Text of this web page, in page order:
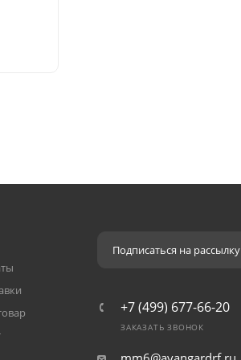
Подписаться на рассылку
+7 (499) 677-66-20
ЗАКАЗАТЬ ЗВОНОК